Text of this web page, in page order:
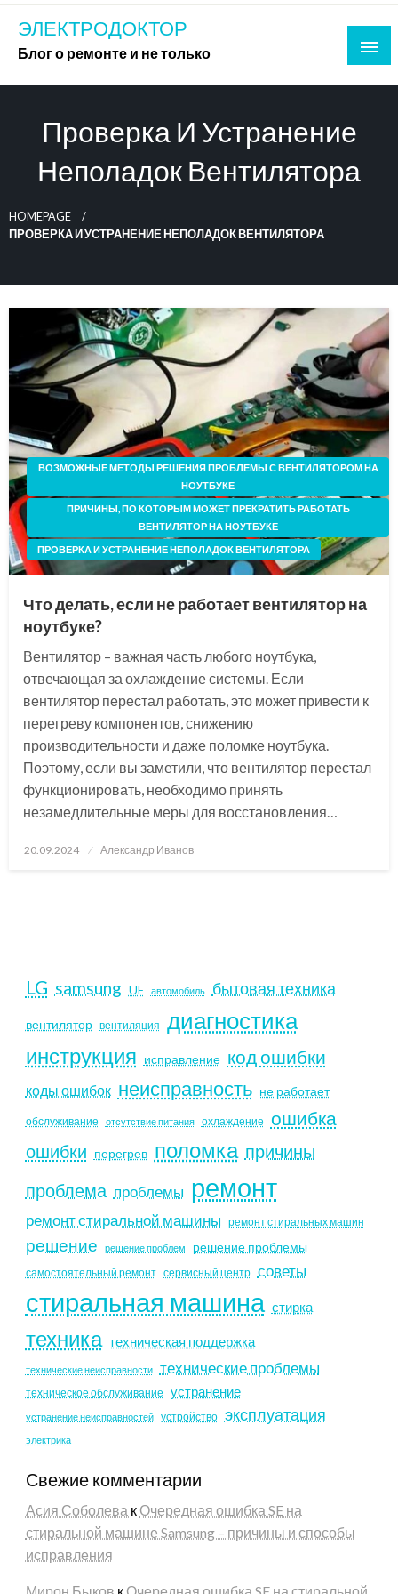
Skip
content
ЭЛЕКТРОДОКТОР
Блог о ремонте и не только
Проверка И Устранение
Неполадок Вентилятора
HOMEPAGE
ПРОВЕРКА И УСТРАНЕНИЕ НЕПОЛАДОК ВЕНТИЛЯТОРА
ВОЗМОЖНЫЕ МЕТОДЫ РЕШЕНИЯ ПРОБЛЕМЫ С ВЕНТИЛЯТОРОМ НА
НОУТБУКЕ
ПРИЧИНЫ, ПО КОТОРЫМ МОЖЕТ ПРЕКРАТИТЬ РАБОТАТЬ
ВЕНТИЛЯТОР НА НОУТБУКЕ
ПРОВЕРКА И УСТРАНЕНИЕ НЕПОЛАДОК ВЕНТИЛЯТОРА
Что делать, если не работает вентилятор на
ноутбуке?
Вентилятор – важная часть любого ноутбука,
отвечающая за охлаждение системы. Если
вентилятор перестал работать, это может привести к
перегреву компонентов, снижению
производительности и даже поломке ноутбука.
Поэтому, если вы заметили, что вентилятор перестал
функционировать, необходимо принять
незамедлительные меры для восстановления…
Posted
20.09.2024 Александр Иванов
LG samsung UE автомобиль бытовая техника
вентилятор вентиляция диагностика
инструкция исправление код ошибки
коды ошибок неисправность не работает
обслуживание отсутствие питания охлаждение ошибка
ошибки
перегрев поломка причины
проблема проблемы ремонт
ремонт стиральной машины ремонт стиральных машин
решение решение проблем решение проблемы
самостоятельный ремонт сервисный центр советы
стиральная машина стирка
техника техническая поддержка
технические неисправности технические проблемы
техническое обслуживание устранение
устранение неисправностей устройство эксплуатация
электрика
Свежие комментарии
Асия Соболева к Очередная ошибка SE на
стиральной машине Samsung – причины и способы
исправления